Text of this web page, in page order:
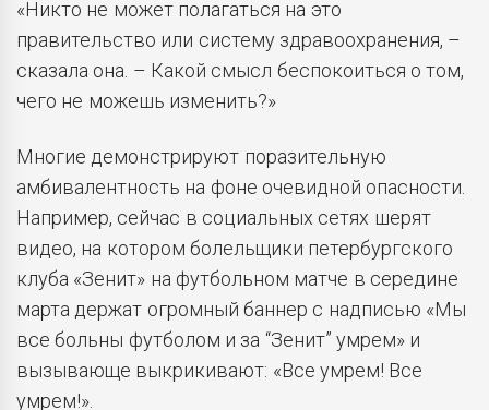
«Никто не может полагаться на это
правительство или систему здравоохранения, –
сказала она. – Какой смысл беспокоиться о том,
чего не можешь изменить?»
Многие демонстрируют поразительную
амбивалентность на фоне очевидной опасности.
Например, сейчас в социальных сетях шерят
видео, на котором болельщики петербургского
клуба «Зенит» на футбольном матче в середине
марта держат огромный баннер с надписью «Мы
все больны футболом и за “Зенит” умрем» и
вызывающе выкрикивают: «Все умрем! Все
умрем!».